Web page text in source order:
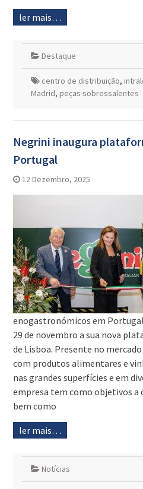
ler mais…
Destaque
centro de distribuição,
Madrid, peças sobressalentes
Negrini inaugura
Portugal
12 Dezembro, 2025
enogastronómicos em
29 de novembro a sua nova
de Lisboa. Presente no
com produtos alimentares e
nas grandes superfícies e em
empresa tem como objetivos a
bem como
ler mais…
Notícias